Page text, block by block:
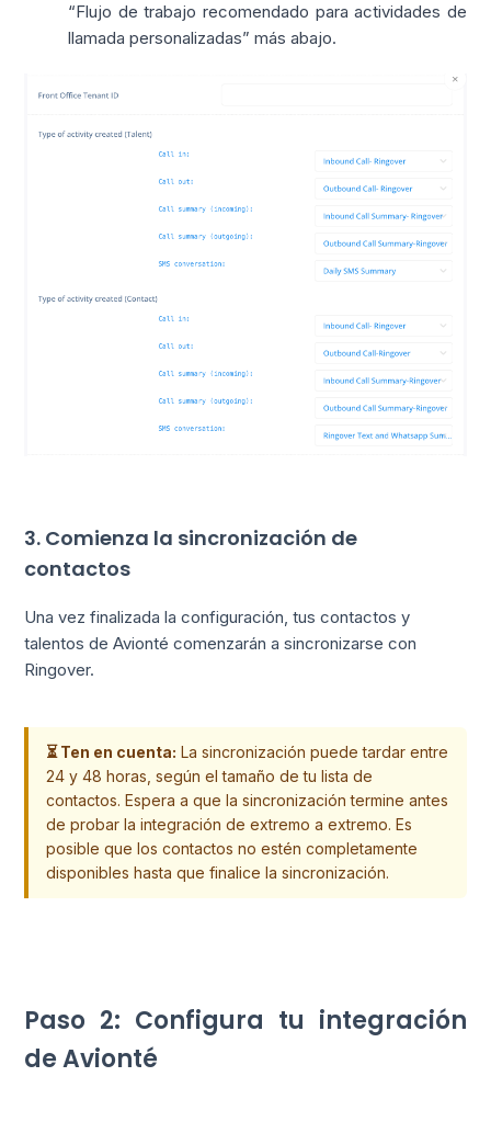
“Flujo de trabajo recomendado para actividades de
llamada personalizadas” más abajo.
3. Comienza la sincronización de
contactos
Una vez finalizada la configuración, tus contactos y
talentos de Avionté comenzarán a sincronizarse con
Ringover.
⏳ Ten en cuenta: La sincronización puede tardar entre
24 y 48 horas, según el tamaño de tu lista de
contactos. Espera a que la sincronización termine antes
de probar la integración de extremo a extremo. Es
posible que los contactos no estén completamente
disponibles hasta que finalice la sincronización.
Paso 2: Configura tu integración
de Avionté